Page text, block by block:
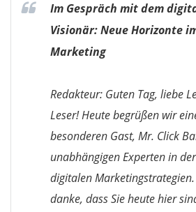
Im Gespräch mit dem
Visionär: Neue Horizonte
Marketing
Redakteur: Guten Tag, liebe
Leser! Heute begrüßen wir
besonderen Gast, Mr. Click
unabhängigen Experten in
digitalen
danke, dass Sie heute hier